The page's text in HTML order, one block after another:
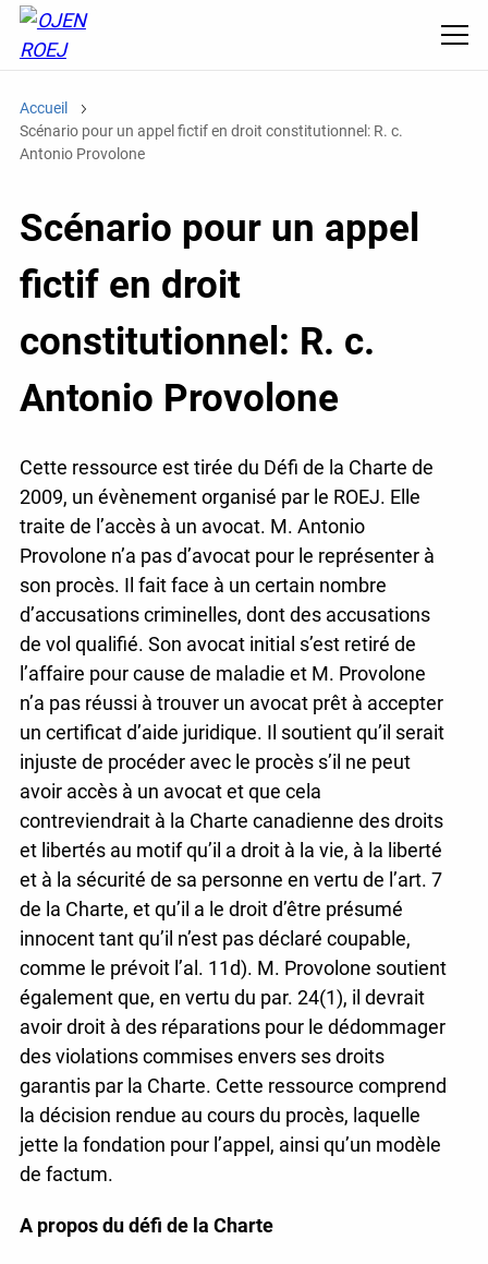
Accueil
Scénario pour un appel fictif en droit constitutionnel: R. c.
Antonio Provolone
Scénario pour un appel
fictif en droit
constitutionnel: R. c.
Antonio Provolone
Cette ressource est tirée du Défi de la Charte de
2009, un évènement organisé par le ROEJ. Elle
traite de l’accès à un avocat. M. Antonio
Provolone n’a pas d’avocat pour le représenter à
son procès. Il fait face à un certain nombre
d’accusations criminelles, dont des accusations
de vol qualifié. Son avocat initial s’est retiré de
l’affaire pour cause de maladie et M. Provolone
n’a pas réussi à trouver un avocat prêt à accepter
un certificat d’aide juridique. Il soutient qu’il serait
injuste de procéder avec le procès s’il ne peut
avoir accès à un avocat et que cela
contreviendrait à la Charte canadienne des droits
et libertés au motif qu’il a droit à la vie, à la liberté
et à la sécurité de sa personne en vertu de l’art. 7
de la Charte, et qu’il a le droit d’être présumé
innocent tant qu’il n’est pas déclaré coupable,
comme le prévoit l’al. 11d). M. Provolone soutient
également que, en vertu du par. 24(1), il devrait
avoir droit à des réparations pour le dédommager
des violations commises envers ses droits
garantis par la Charte. Cette ressource comprend
la décision rendue au cours du procès, laquelle
jette la fondation pour l’appel, ainsi qu’un modèle
de factum.
A propos du défi de la Charte